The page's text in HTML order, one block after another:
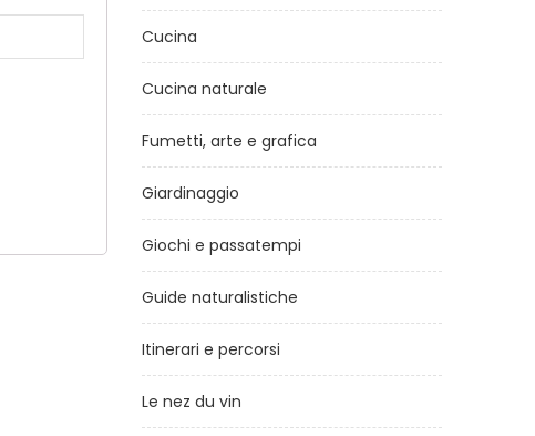
Cucina
Cucina naturale
Fumetti, arte e grafica
Giardinaggio
Giochi e passatempi
Guide naturalistiche
Itinerari e percorsi
Le nez du vin